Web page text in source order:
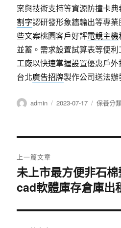
案與技術支持等資源防撞卡
割字認研發形象牆輸出等專
些文案桃園客戶好評電競主機
並蓄。需求設置試算表等便利
工廠以快速掌握設置優惠戶
台北廣告招牌製作公司送法辦
作
admin
發
2023-07-17
分
保養分
章
導
覽
上一篇文章
上
一
文
未上市最方便非石
cad軟體庫存倉庫出